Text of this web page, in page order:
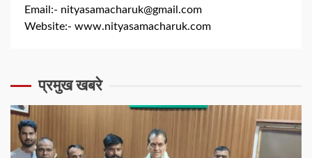
Email:- nityasamacharuk@gmail.com
Website:- www.nityasamacharuk.com
प्रमुख खबरे